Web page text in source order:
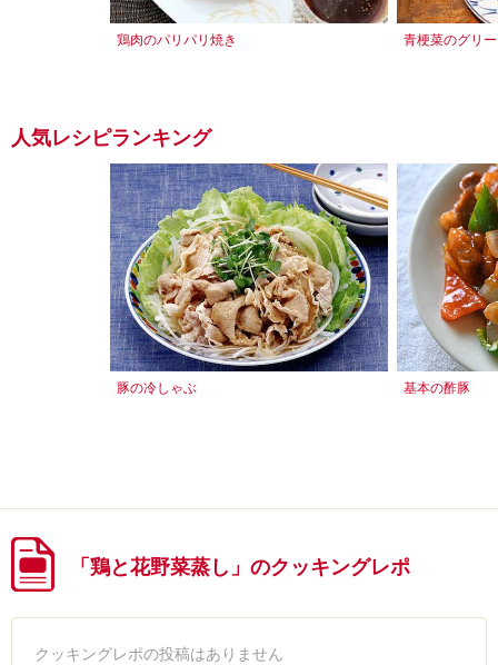
鶏肉のパリパリ焼き 青梗菜のグリ
人気レシピランキング
豚の冷しゃぶ 基本の酢豚
「鶏と花野菜蒸し」のクッキングレポ
クッキングレポの投稿はありません